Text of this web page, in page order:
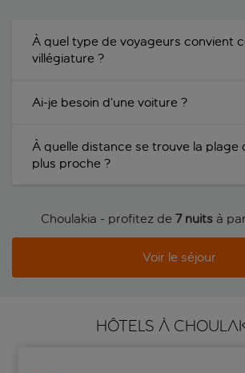
À quel type de voyageurs convient
villégiature ?
Ai-je besoin d’une voiture ?
À quelle distance se trouve la plage
plus proche ?
Choulakia - profitez de 7 nuits à
Voir le séjour
HÔTELS À